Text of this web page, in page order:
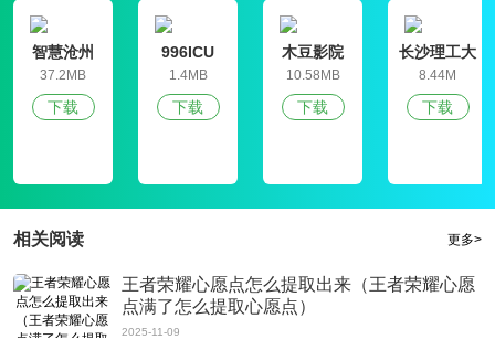
软件评测
航班管家安卓最新手机版app是一款航班授权的出行软件，可以在线查看航班消
息及时预定航班机票和目的地酒店，非常的便捷。用户可以根据自己想要去的目
消息，为出行做好准备工作。
智慧沧州
37.2MB
下载
996ICU
1.4MB
下载
木豆影院
10.58MB
下载
长沙理工大
学就业信息
网学生信息
管理平台
8.44M
下载
相关阅读 更多>
王者荣耀心愿点怎么提取出来（王者荣耀心愿
点满了怎么提取心愿点）
2025-11-09